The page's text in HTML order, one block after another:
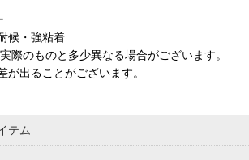
候・強粘着
際のものと多少異なる場合がございます。
出ることがございます。
テム